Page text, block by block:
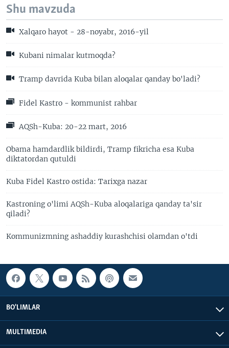
Shu mavzuda
Xalqaro hayot - 28-noyabr, 2016-yil
Kubani nimalar kutmoqda?
Tramp davrida Kuba bilan aloqalar qanday bo'ladi?
Fidel Kastro - kommunist rahbar
AQSh-Kuba: 20-22 mart, 2016
Obama hamdardlik bildirdi, Tramp fikricha esa Kuba
diktatordan qutuldi
Kuba Fidel Kastro ostida: Tarixga nazar
Kastroning o'limi AQSh-Kuba aloqalariga qanday ta'sir
qiladi?
Kommunizmning ashaddiy kurashchisi olamdan o'tdi
BO'LIMLAR
MULTIMEDIA